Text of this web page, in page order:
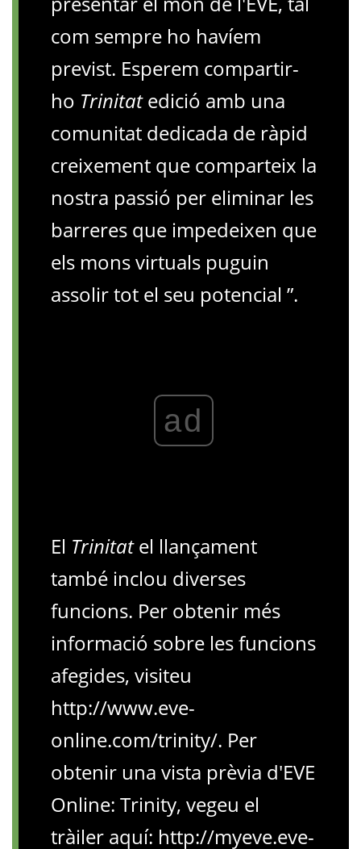
com sempre ho havíem
previst. Esperem compartir-
ho Trinitatedició amb una
comunitat dedicada de ràpid
creixement que comparteix la
nostra passió per eliminar les
barreres que impedeixen que
els mons virtuals puguin
assolir tot el seu potencial ”.
ad
El Trinitatel llançament
també inclou diverses
funcions. Per obtenir més
informació sobre les funcions
afegides, visiteu
http://www.eve-
online.com/trinity/. Per
obtenir una vista prèvia d'EVE
Online: Trinity, vegeu el
tràiler aquí: http://myeve.eve-